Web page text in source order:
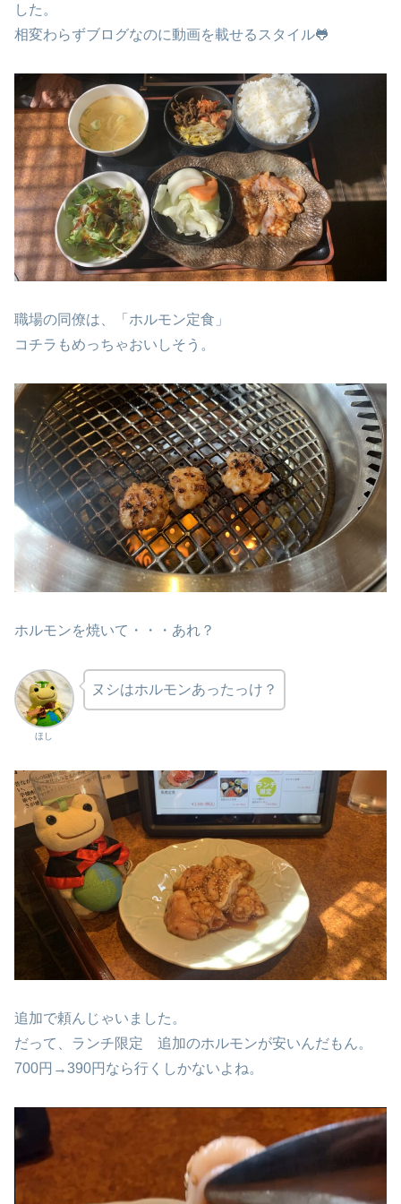
した。
相変わらずブログなのに動画を載せるスタイル🐸
職場の同僚は、「ホルモン定食」
コチラもめっちゃおいしそう。
ホルモンを焼いて・・・あれ？
ほし
ヌシはホルモンあったっけ？
追加で頼んじゃいました。
だって、ランチ限定 追加のホルモンが安いんだもん。
700円→390円なら行くしかないよね。